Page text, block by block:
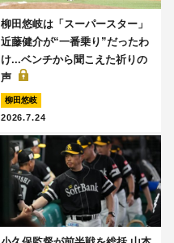
柳田悠岐は「スーパースター」
近藤健介が“一番乗り”だったわ
け...ベンチから聞こえた祈りの
声
柳田悠岐
2026.7.24